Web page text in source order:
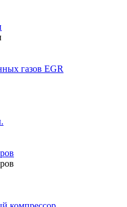
газов EGR